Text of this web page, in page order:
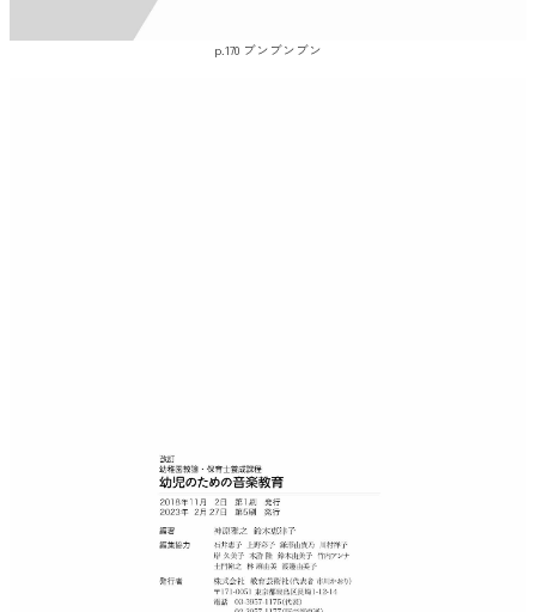
p.170 ブンブンブン